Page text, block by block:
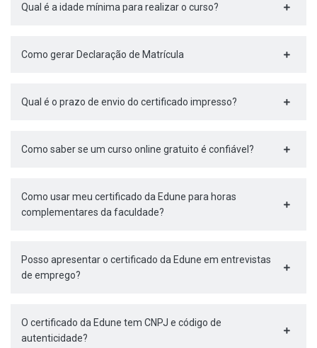
Qual é a idade mínima para realizar o curso?
Como gerar Declaração de Matrícula
Qual é o prazo de envio do certificado impresso?
Como saber se um curso online gratuito é confiável?
Como usar meu certificado da Edune para horas
complementares da faculdade?
Posso apresentar o certificado da Edune em entrevistas
de emprego?
O certificado da Edune tem CNPJ e código de
autenticidade?